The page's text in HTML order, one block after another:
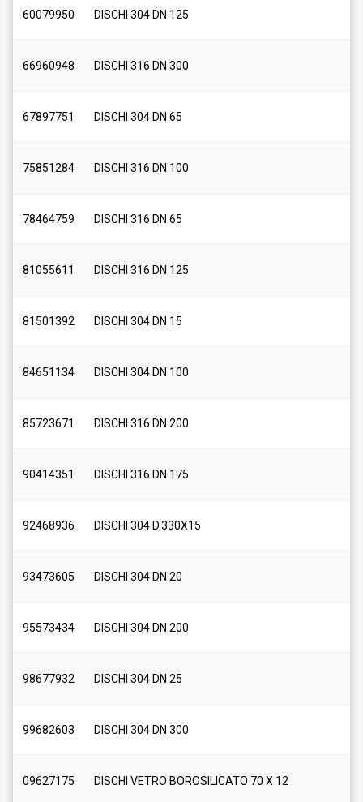
60079950 DISCHI 304 DN 125
66960948 DISCHI 316 DN 300
67897751 DISCHI 304 DN 65
75851284 DISCHI 316 DN 100
78464759 DISCHI 316 DN 65
81055611 DISCHI 316 DN 125
81501392 DISCHI 304 DN 15
84651134 DISCHI 304 DN 100
85723671 DISCHI 316 DN 200
90414351 DISCHI 316 DN 175
92468936 DISCHI 304 D.330X15
93473605 DISCHI 304 DN 20
95573434 DISCHI 304 DN 200
98677932 DISCHI 304 DN 25
99682603 DISCHI 304 DN 300
09627175 DISCHI VETRO BOROSILICATO 70 X 12